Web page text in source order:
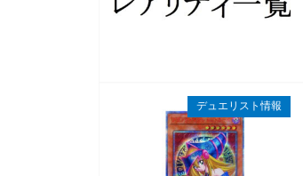
デュエリスト情報